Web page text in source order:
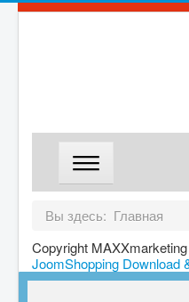
ДОСТАВКА
Вы здесь: Главная
Copyright
JoomShopping Download